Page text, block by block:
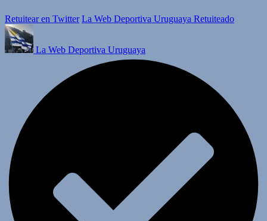
Retuitear en Twitter La Web Deportiva Uruguaya Retuiteado
La Web Deportiva Uruguaya